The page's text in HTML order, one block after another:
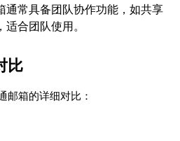
通常具备团队协作功能，如共享
合团队使用。
比
邮箱的详细对比：